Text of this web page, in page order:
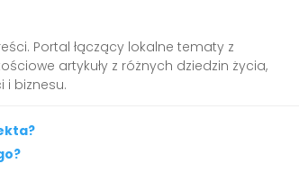
Portal łączący lokalne tematy z
artykuły z różnych dziedzin życia,
i biznesu.